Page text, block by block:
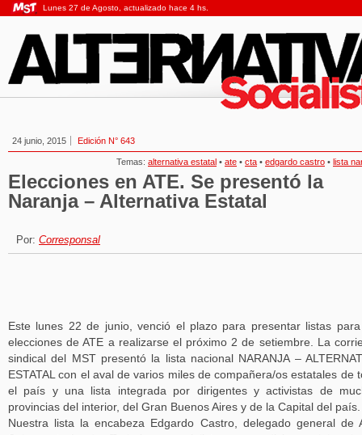
Lunes 27 de Agosto, actualizado hace 4 hs.
24 junio, 2015 Edición N° 643
Temas: alternativa estatal • ate • cta • edgardo castro • lista
Elecciones en ATE. Se presentó la
Naranja – Alternativa Estatal
Por: Corresponsal
Este lunes 22 de junio, venció el plazo para presentar listas
elecciones de ATE a realizarse el próximo 2 de setiembre. La
sindical del MST presentó la lista nacional NARANJA –
ESTATAL con el aval de varios miles de compañera/os estatales de
el país y una lista integrada por dirigentes y activistas de
provincias del interior, del Gran Buenos Aires y de la Capital del país.
Nuestra lista la encabeza Edgardo Castro, delegado general de